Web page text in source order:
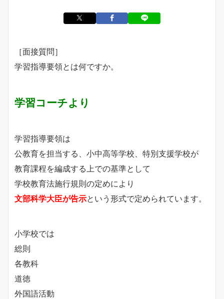
［面接質問］
学習指導要領とは何ですか。
学習コーチより
学習指導要領は
公教育を担当する、小中高等学校、特別支援学校が
教育課程を編成する上での基準として
学校教育法施行規則の定めにより
文部科学大臣が告示という形式で定められています。
小学校では
総則
各教科
道徳
外国語活動